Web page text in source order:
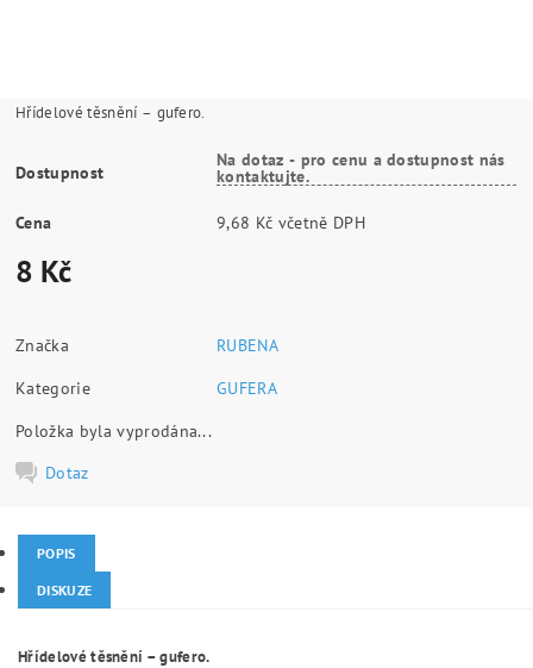
Hřídelové těsnění – gufero.
Dostupnost
Na dotaz - pro cenu a dostupnost nás
kontaktujte.
Cena 9,68 Kč včetně DPH
8 Kč
Značka
RUBENA
Kategorie
GUFERA
Položka byla vyprodána...
Dotaz
POPIS
DISKUZE
Hřídelové těsnění – gufero.